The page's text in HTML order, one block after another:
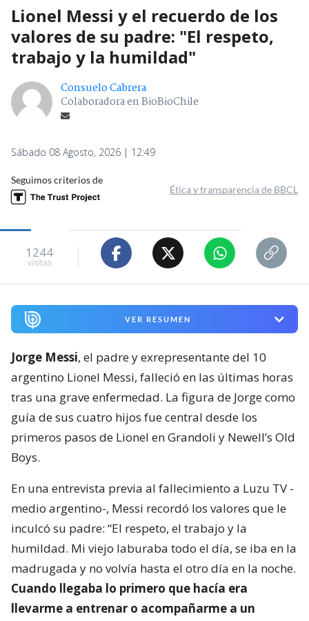
Lionel Messi y el recuerdo de los
valores de su padre: "El respeto,
trabajo y la humildad"
Consuelo Cabrera
Colaboradora en BioBioChile
Sábado 08 Agosto, 2026 | 12:49
Seguimos criterios de
Ética y transparencia de BBCL
1244
visitas
VER RESUMEN
Jorge Messi, el padre y exrepresentante del 10
argentino Lionel Messi, falleció en las últimas horas
tras una grave enfermedad. La figura de Jorge como
guía de sus cuatro hijos fue central desde los
primeros pasos de Lionel en Grandoli y Newell’s Old
Boys.
En una entrevista previa al fallecimiento a Luzu TV -
medio argentino-, Messi recordó los valores que le
inculcó su padre: “El respeto, el trabajo y la
humildad. Mi viejo laburaba todo el día, se iba en la
madrugada y no volvía hasta el otro día en la noche.
Cuando llegaba lo primero que hacía era
llevarme a entrenar o acompañarme a un